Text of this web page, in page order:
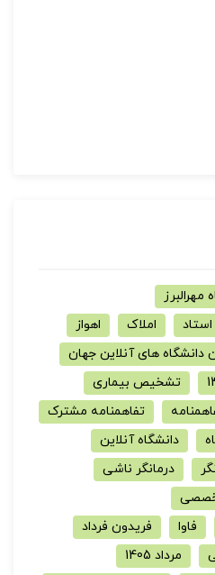
مهرالبرز
استاد املاک
اهواز
دانشگاه های آنلاین جهان
تشخیص بیماری
تفاهمنامه مشترک
دانشگاه آنلاین
درمانگر ناشی
فاوا
فریدون فرداد
مرداد 1405